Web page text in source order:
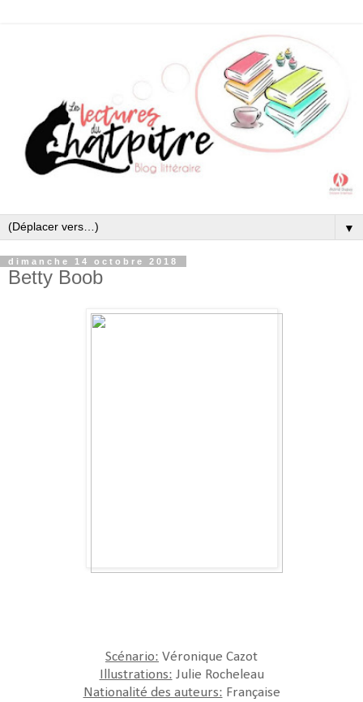
▼
dimanche 14 octobre 2018
Betty Boob
Scénario: Véronique Cazot
Illustrations: Julie Rocheleau
Nationalité des auteurs: Française